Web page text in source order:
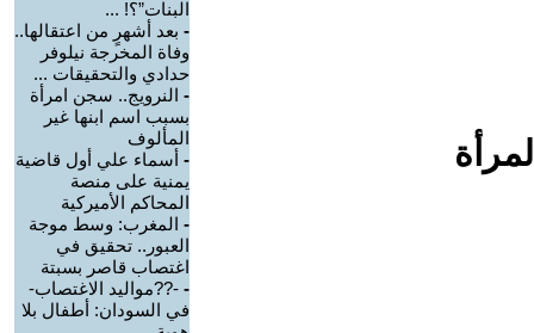
البنات”؟! ...
- بعد أشهرٍ من اعتقالها..
وفاة المخرجة نيلوفر
حدادي والتحقيقات ...
- النرويج.. سجن امرأة
بسبب اسم ابنها غير
المألوف
- أسماء علي أول قاضية
يمنية على منصة
المحاكم الأميركية
- المغرب: وسط موجة
العبور.. تحقيق في
اغتصاب قاصر بسبتة
- -??مواليد الاغتصاب-
في السودان: أطفال بلا